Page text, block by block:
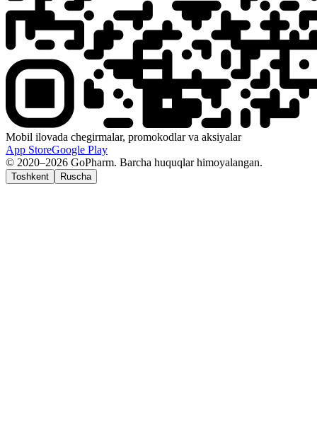
Mobil ilovada chegirmalar, promokodlar va aksiyalar
App StoreGoogle Play
© 2020–2026 GoPharm. Barcha huquqlar himoyalangan.
Toshkent Ruscha